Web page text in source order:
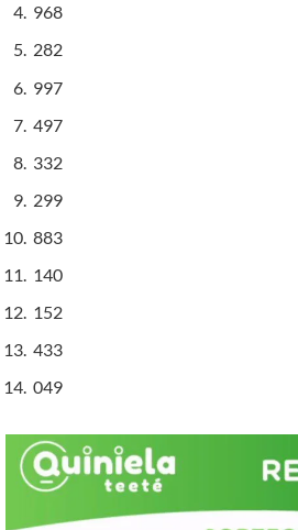
968
282
997
497
332
299
883
140
152
433
049